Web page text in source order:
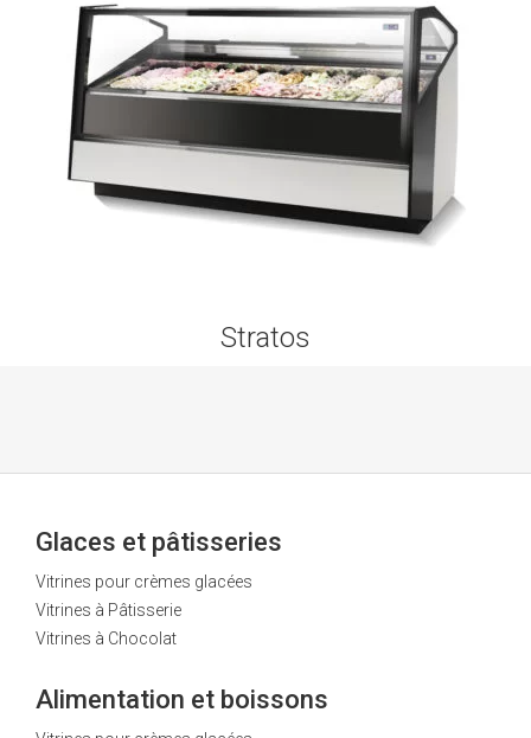
Stratos
Glaces et pâtisseries
Vitrines pour crèmes glacées
Vitrines à Pâtisserie
Vitrines à Chocolat
Alimentation et boissons